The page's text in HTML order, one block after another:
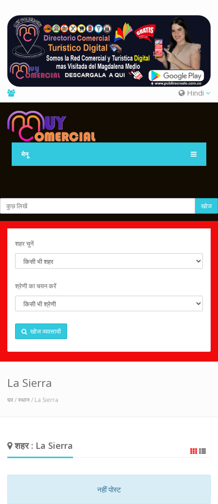
Hindi
मेनू
खोज
शहर चुनें
श्रेणी का चयन करें
खोज व्यवसायों
La Sierra
घर/स्थान/ La Sierra
शहर : La Sierra
नहीं पोस्ट